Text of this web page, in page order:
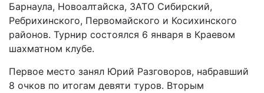
Барнаула, Новоалтайска, ЗАТО Сибирский,
Ребрихинского, Первомайского и Косихинского
районов. Турнир состоялся 6 января в Краевом
шахматном клубе.
Первое место занял Юрий Разговоров, набравший
8 очков по итогам девяти туров. Вторым